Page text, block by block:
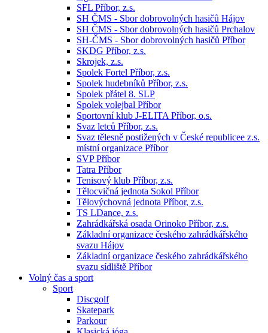
SFL Příbor, z.s.
SH ČMS - Sbor dobrovolných hasičů Hájov
SH ČMS - Sbor dobrovolných hasičů Prchalov
SH-ČMS - Sbor dobrovolných hasičů Příbor
SKDG Příbor, z.s.
Skrojek, z.s.
Spolek Fortel Příbor, z.s.
Spolek hudebníků Příbor, z.s.
Spolek přátel 8. SLP
Spolek volejbal Příbor
Sportovní klub J-ELITA Příbor, o.s.
Svaz letců Příbor, z.s.
Svaz tělesně postižených v České republicee z.s.
místní organizace Příbor
SVP Příbor
Tatra Příbor
Tenisový klub Příbor, z.s.
Tělocvičná jednota Sokol Příbor
Tělovýchovná jednota Příbor, z.s.
TS LDance, z.s.
Zahrádkářská osada Orinoko Příbor, z.s.
Základní organizace českého zahrádkářského
svazu Hájov
Základní organizace českého zahrádkářského
svazu sídliště Příbor
Volný čas a sport
Sport
Discgolf
Skatepark
Parkour